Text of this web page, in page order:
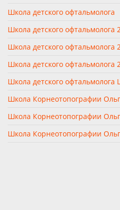
Школа детского офтальмолога
Школа детского офтальмолога
Школа детского офтальмолога
Школа детского офтальмолога
Школа детского
Школа Корнеотопографии
Школа Корнеотопографии
Школа Корнеотопографии